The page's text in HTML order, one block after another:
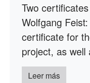
Two
Wolfgang
certificate for
project, as
Leer más